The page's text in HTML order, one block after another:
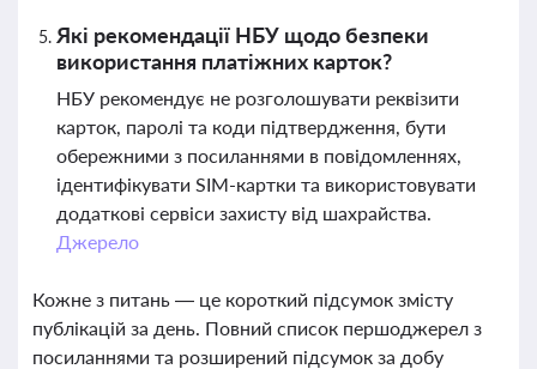
Які рекомендації НБУ щодо безпеки
використання платіжних карток?
НБУ рекомендує не розголошувати реквізити
карток, паролі та коди підтвердження, бути
обережними з посиланнями в повідомленнях,
ідентифікувати SIM-картки та використовувати
додаткові сервіси захисту від шахрайства.
Джерело
Кожне з питань — це короткий підсумок змісту
публікацій за день. Повний список першоджерел з
посиланнями та розширений підсумок за добу